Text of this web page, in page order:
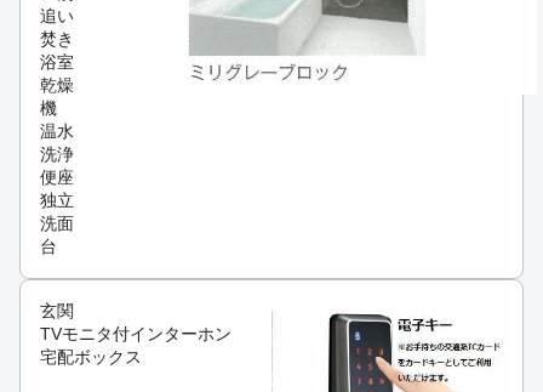
追い
焚き
浴室
乾燥
機
温水
洗浄
便座
独立
洗面
台
玄関
TVモニタ付インターホン
宅配ボックス